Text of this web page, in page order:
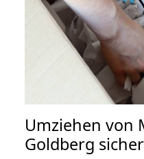
Umziehen von
Goldberg